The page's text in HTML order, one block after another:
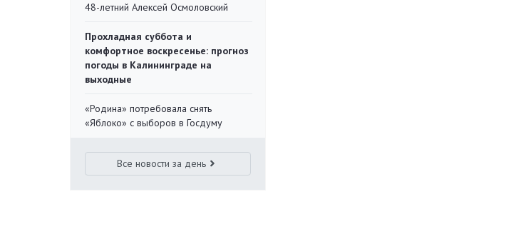
48-летний Алексей Осмоловский
Прохладная суббота и
комфортное воскресенье: прогноз
погоды в Калининграде на
выходные
«Родина» потребовала снять
«Яблоко» с выборов в Госдуму
Все новости за день